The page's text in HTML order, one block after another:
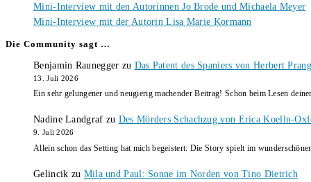
Mini-Interview mit den Autorinnen Jo Brode und Michaela Meyer
Mini-Interview mit der Autorin Lisa Marie Kormann
Die Community sagt …
Benjamin Raunegger zu Das Patent des Spaniers von Herbert
13. Juli 2026
Ein sehr gelungener und neugierig machender Beitrag! Schon beim Lesen
Nadine Landgraf zu Des Mörders Schachzug von Erica Koelln-
9. Juli 2026
Allein schon das Setting hat mich begeistert: Die Story spielt im
Gelincik zu Mila und Paul: Sonne im Norden von Tino Dietrich